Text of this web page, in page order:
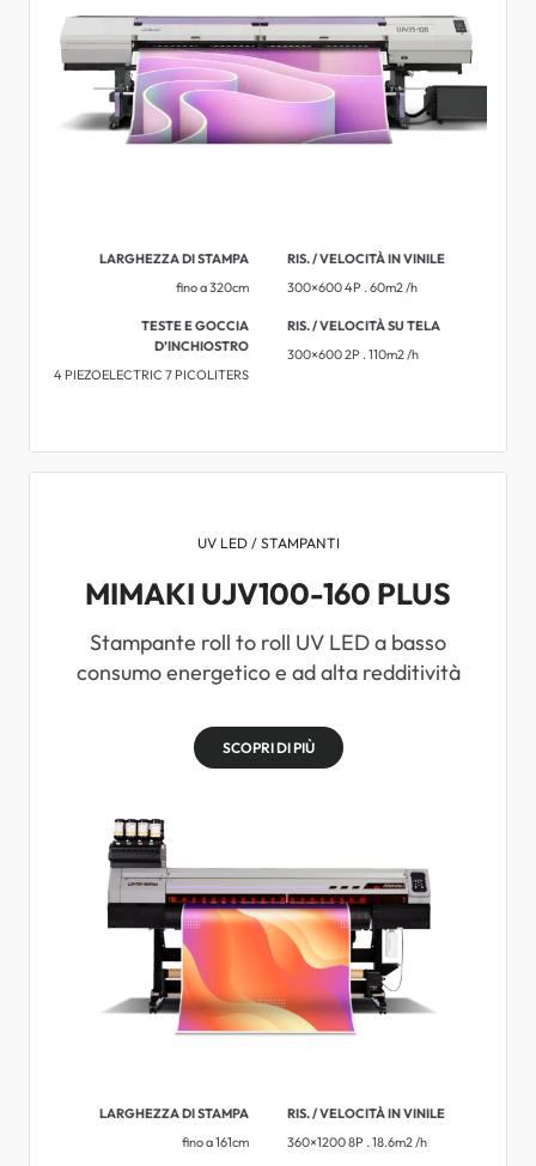
LARGHEZZA DI STAMPA
fino a 320cm
RIS. / VELOCITÀ IN VINILE
300×600 4P . 60m2 /h
TESTE E GOCCIA
D’INCHIOSTRO
4 PIEZOELECTRIC 7 PICOLITERS
RIS. / VELOCITÀ SU TELA
300×600 2P . 110m2 /h
UV LED / STAMPANTI
MIMAKI UJV100-160 PLUS
Stampante roll to roll UV LED a basso
consumo energetico e ad alta redditività
SCOPRI DI PIÙ
LARGHEZZA DI STAMPA
fino a 161cm
RIS. / VELOCITÀ IN VINILE
360×1200 8P . 18.6m2 /h